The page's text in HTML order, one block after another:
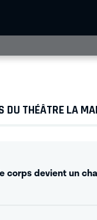
DU THÉÂTRE LA
le corps devient un